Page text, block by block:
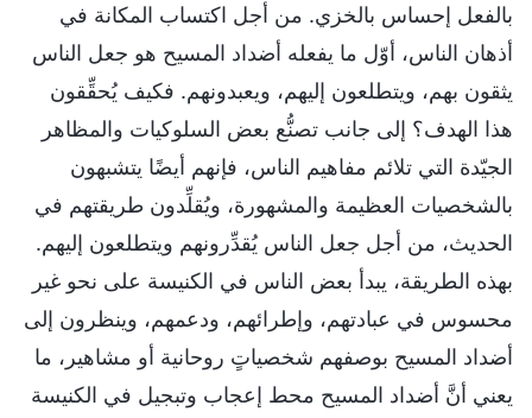
بالفعل إحساس بالخزي. من أجل اكتساب المكانة في
أذهان الناس، أوّل ما يفعله أضداد المسيح هو جعل الناس
يثقون بهم، ويتطلعون إليهم، ويعبدونهم. فكيف يُحقِّقون
هذا الهدف؟ إلى جانب تصنُّع بعض السلوكيات والمظاهر
الجيّدة التي تلائم مفاهيم الناس، فإنهم أيضًا يتشبهون
بالشخصيات العظيمة والمشهورة، ويُقلِّدون طريقتهم في
الحديث، من أجل جعل الناس يُقدِّرونهم ويتطلعون إليهم.
بهذه الطريقة، يبدأ بعض الناس في الكنيسة على نحو غير
محسوس في عبادتهم، وإطرائهم، ودعمهم، وينظرون إلى
أضداد المسيح بوصفهم شخصياتٍ روحانية أو مشاهير، ما
يعني أنَّ أضداد المسيح محط إعجاب وتبجيل في الكنيسة